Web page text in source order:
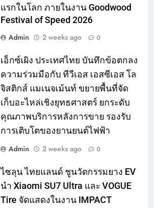
แรกในโลก ภายในงาน Goodwood
Festival of Speed 2026
Admin
2 weeks ago 0
เอ็กซ์เผิง ประเทศไทย บันทึกข้อตกลง
ความร่วมมือกับ ทีวีเอส เอสซีเอส โล
จิสติกส์ แมเนจเม้นท์ ขยายพื้นที่จัด
เก็บอะไหล่เชิงยุทธศาสตร์ ยกระดับ
คุณภาพบริการหลังการขาย รองรับ
การเติบโตของยานยนต์ไฟฟ้า
Admin
2 weeks ago 0
ไซลุน ไทยแลนด์ ชูนวัตกรรมยาง EV
นำ Xiaomi SU7 Ultra และ VOGUE
Tire จัดแสดงในงาน IMPACT